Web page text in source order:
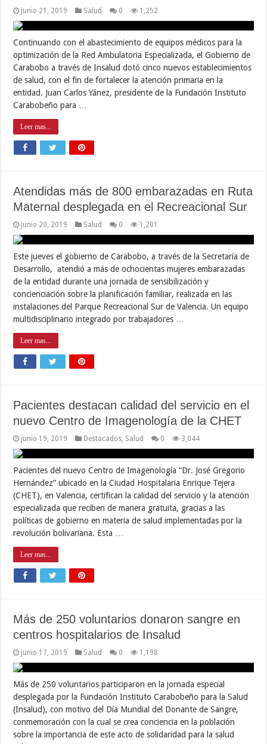
junio 21, 2019 Salud 0 1,252
Continuando con el abastecimiento de equipos médicos para la
optimización de la Red Ambulatoria Especializada, el Gobierno de
Carabobo a través de Insalud dotó cinco nuevos establecimientos
de salud, con el fin de fortalecer la atención primaria en la
entidad. Juan Carlos Yánez, presidente de la Fundación Instituto
Carabobeño para …
Leer mas...
Atendidas más de 800 embarazadas en Ruta
Maternal desplegada en el Recreacional Sur
junio 20, 2019 Salud 0 1,201
Este jueves el gobierno de Carabobo, a través de la Secretaría de
Desarrollo, atendió a más de ochocientas mujeres embarazadas
de la entidad durante una jornada de sensibilización y
concienciación sobre la planificación familiar, realizada en las
instalaciones del Parque Recreacional Sur de Valencia. Un equipo
multidisciplinario integrado por trabajadores …
Leer mas...
Pacientes destacan calidad del servicio en el
nuevo Centro de Imagenología de la CHET
junio 19, 2019 Destacados Salud 0 3,044
Pacientes del nuevo Centro de Imagenología “Dr. José Gregorio
Hernández” ubicado en la Ciudad Hospitalaria Enrique Tejera
(CHET), en Valencia, certifican la calidad del servicio y la atención
especializada que reciben de manera gratuita, gracias a las
políticas de gobierno en materia de salud implementadas por la
revolución bolivariana. Esta …
Leer mas...
Más de 250 voluntarios donaron sangre en
centros hospitalarios de Insalud
junio 17, 2019 Salud 0 1,198
Más de 250 voluntarios participaron en la jornada especial
desplegada por la Fundación Instituto Carabobeño para la Salud
(Insalud), con motivo del Día Mundial del Donante de Sangre,
conmemoración con la cual se crea conciencia en la población
sobre la importancia de este acto de solidaridad para la salud